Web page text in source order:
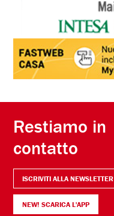
Restiamo in
contatto
ISCRIVITI ALLA NEWSLETTER
NEW! SCARICA L'APP